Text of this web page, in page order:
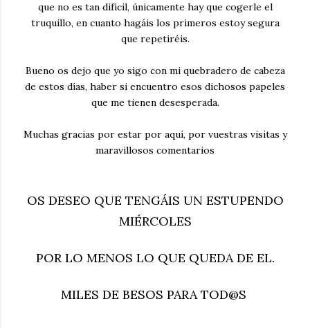
que no es tan difícil, únicamente hay que cogerle el
truquillo, en cuanto hagáis los primeros estoy segura
que repetiréis.
Bueno os dejo que yo sigo con mi quebradero de cabeza
de estos días, haber si encuentro esos dichosos papeles
que me tienen desesperada.
Muchas gracias por estar por aquí, por vuestras visitas y
maravillosos comentarios
OS DESEO QUE TENGÁIS UN ESTUPENDO
MIÉRCOLES
POR LO MENOS LO QUE QUEDA DE EL.
MILES DE BESOS PARA TOD@S